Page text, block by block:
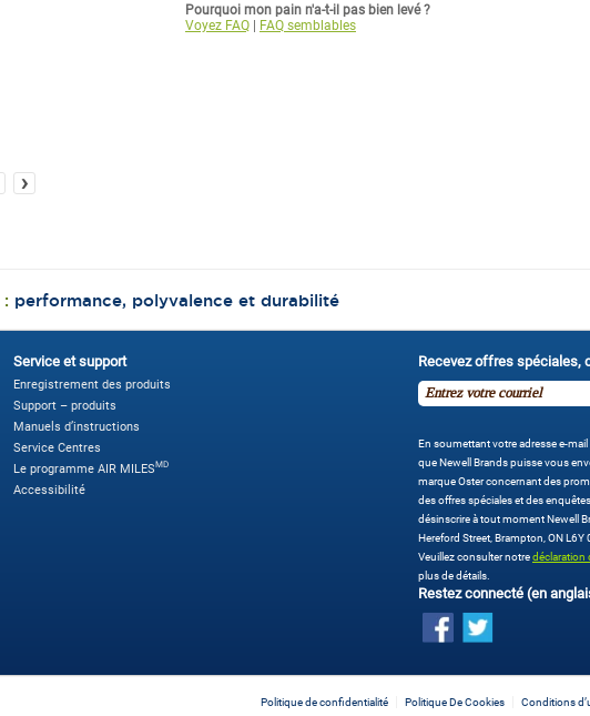
Pourquoi mon pain n'a-t-il pas bien levé ?
Voyez FAQ| FAQ semblables
›
: performance, polyvalence et durabilité
Service et support
Enregistrement des produits
Support – produits
Manuels d’instructions
Service Centres
Le programme AIR MILESMD
Accessibilité
Recevez offres spéciales,
En soumettant votre adresse e-
que Newell Brands puisse vous
marque Oster concernant des
des offres spéciales et des
désinscrire à tout moment Newell
Hereford Street, Brampton, ON L6Y
Veuillez consulter notredéclaration
plus de détails.
Restez connecté (en
Politique de confidentialité Politique De Cookies Conditions